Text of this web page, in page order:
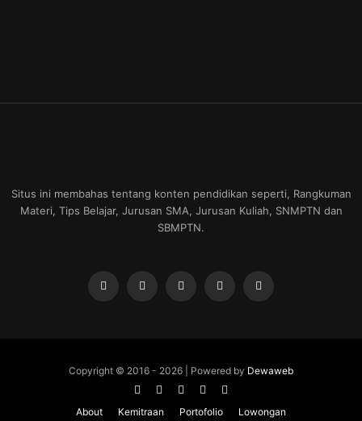
Situs ini membahas tentang konten pendidikan seperti, Rangkuman
Materi, Tips Belajar, Jurusan SMA, Jurusan Kuliah, SNMPTN dan
SBMPTN.
Copyright © 2016 - 2026 | Powered by Dewaweb
About Kemitraan Portofolio Lowongan